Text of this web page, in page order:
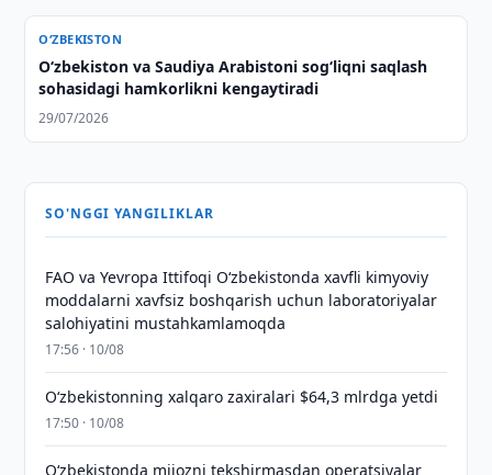
O‘ZBEKISTON
Oʻzbekiston va Saudiya Arabistoni sogʻliqni saqlash
sohasidagi hamkorlikni kengaytiradi
29/07/2026
SO'NGGI YANGILIKLAR
FAO va Yevropa Ittifoqi O‘zbekistonda xavfli kimyoviy
moddalarni xavfsiz boshqarish uchun laboratoriyalar
salohiyatini mustahkamlamoqda
17:56 · 10/08
O‘zbekistonning xalqaro zaxiralari $64,3 mlrdga yetdi
17:50 · 10/08
O‘zbekistonda mijozni tekshirmasdan operatsiyalar